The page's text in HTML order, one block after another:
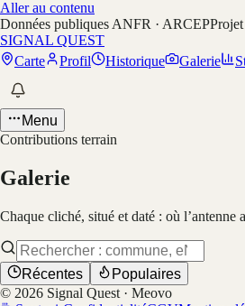
Aller au contenu
Données publiques ANFR · ARCEP
SIGNAL QUEST
Carte
Profil Historique Galerie
Menu
Contributions terrain
Galerie
Chaque cliché, situé et daté : où
Récentes
Populaires
© 2026 Signal Quest · Meovo